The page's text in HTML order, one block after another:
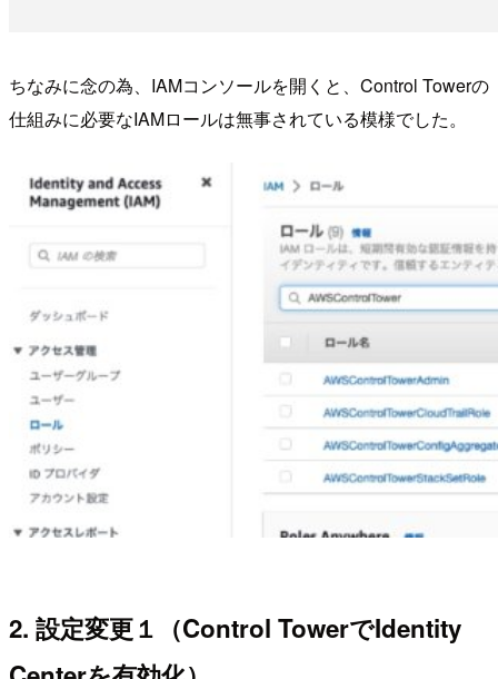
ちなみに念の為、IAMコンソールを開くと、Control Towerの
仕組みに必要なIAMロールは無事されている模様でした。
2. 設定変更１（Control TowerでIdentity